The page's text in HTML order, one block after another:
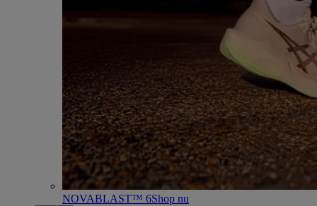
NOVABLAST™ 6Shop nu